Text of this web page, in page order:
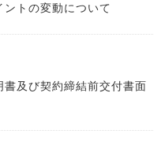
ントの変動について
書及び契約締結前交付書面